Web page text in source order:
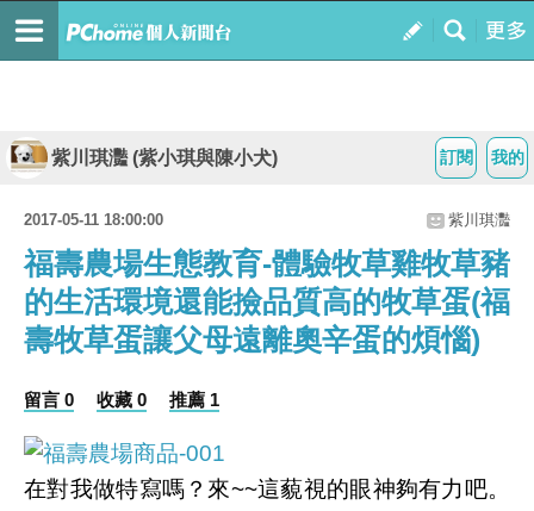
我的
訂閱
紫川琪灩 (紫小琪與陳小犬)
2017-05-11 18:00:00 紫川琪灩
福壽農場生態教育-體驗牧草雞牧草豬
的生活環境還能撿品質高的牧草蛋(福
壽牧草蛋讓父母遠離奧辛蛋的煩惱)
留言 0 收藏 0 推薦 1
在對我做特寫嗎？來~~這藐視的眼神夠有力吧。